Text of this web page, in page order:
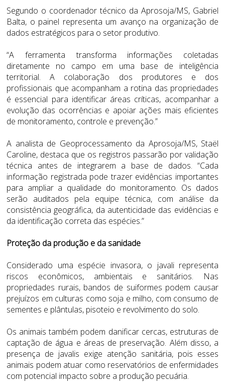
Segundo o coordenador técnico da Aprosoja/MS, Gabriel
Balta, o painel representa um avanço na organização de
dados estratégicos para o setor produtivo.
“A ferramenta transforma informações coletadas
diretamente no campo em uma base de inteligência
territorial. A colaboração dos produtores e dos
profissionais que acompanham a rotina das propriedades
é essencial para identificar áreas críticas, acompanhar a
evolução das ocorrências e apoiar ações mais eficientes
de monitoramento, controle e prevenção.”
A analista de Geoprocessamento da Aprosoja/MS, Staël
Caroline, destaca que os registros passarão por validação
técnica antes de integrarem a base de dados. “Cada
informação registrada pode trazer evidências importantes
para ampliar a qualidade do monitoramento. Os dados
serão auditados pela equipe técnica, com análise da
consistência geográfica, da autenticidade das evidências e
da identificação correta das espécies.”
Proteção da produção e da sanidade
Considerado uma espécie invasora, o javali representa
riscos econômicos, ambientais e sanitários. Nas
propriedades rurais, bandos de suiformes podem causar
prejuízos em culturas como soja e milho, com consumo de
sementes e plântulas, pisoteio e revolvimento do solo.
Os animais também podem danificar cercas, estruturas de
captação de água e áreas de preservação. Além disso, a
presença de javalis exige atenção sanitária, pois esses
animais podem atuar como reservatórios de enfermidades
com potencial impacto sobre a produção pecuária.